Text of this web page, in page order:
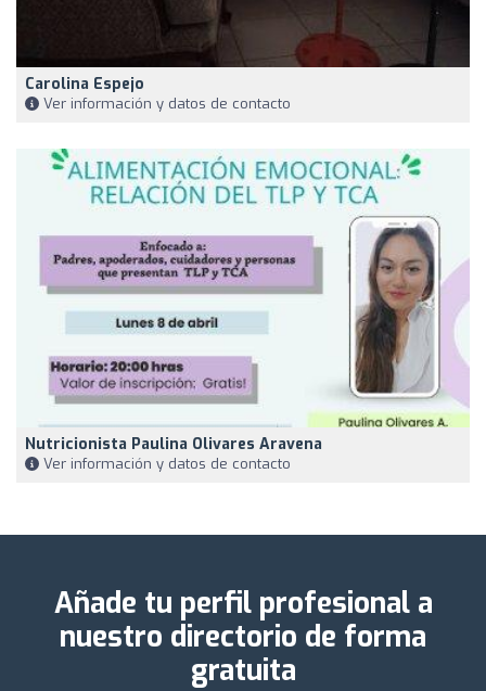
Carolina Espejo
Ver información y datos de contacto
Nutricionista Paulina Olivares Aravena
Ver información y datos de contacto
Añade tu perfil profesional a
nuestro directorio de forma
gratuita